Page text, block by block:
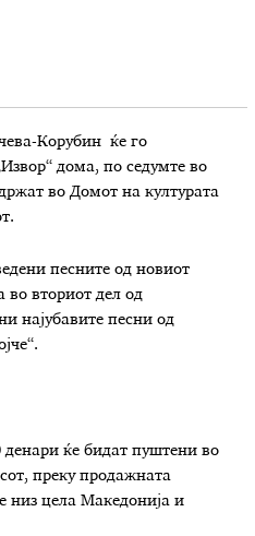
Корубин ќе го
дома, по седумте во
во Домот на културата
песните од новиот
во вториот дел од
најубавите песни од
ќе бидат пуштени во
преку продажната
низ цела Македонија и